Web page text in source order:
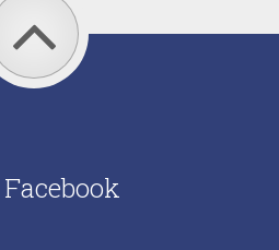
Facebook